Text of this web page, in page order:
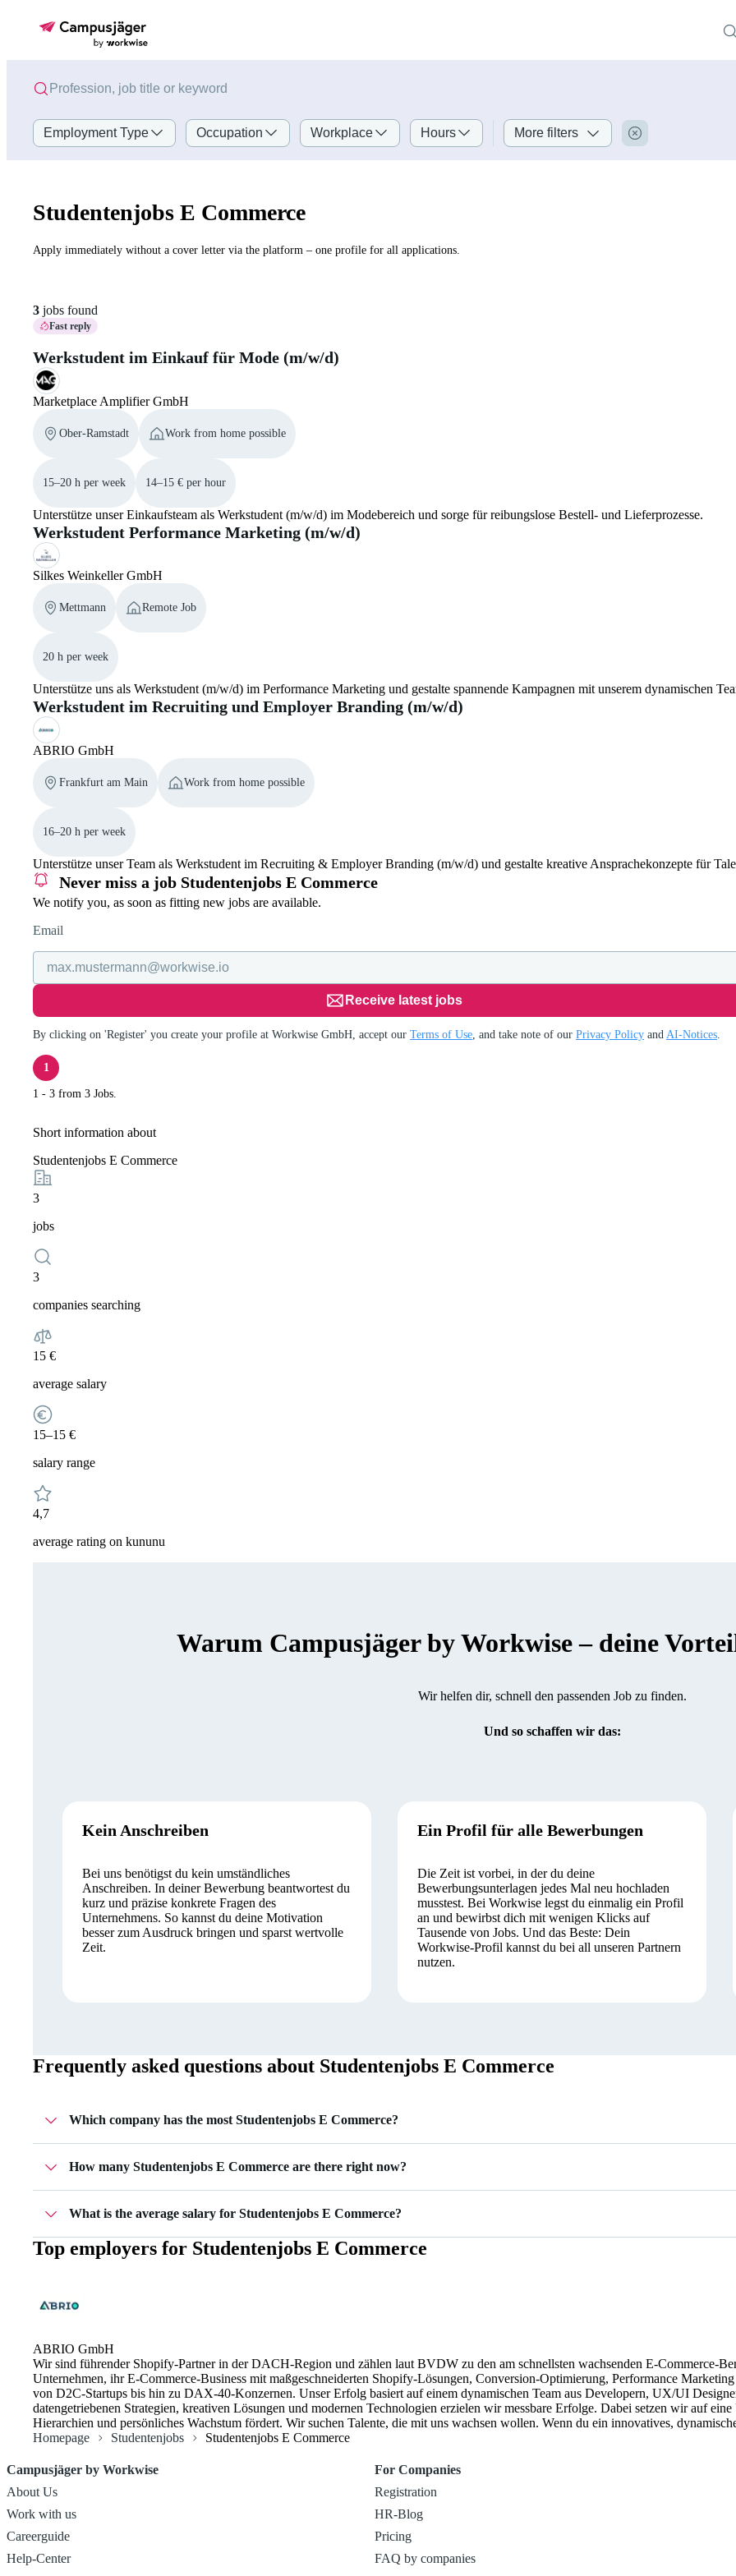
Employment Type Occupation Workplace Hours More filters
Studentenjobs E Commerce
Apply immediately without a cover letter via the platform – one profile for all applications.
3 jobs found
Fast reply
Werkstudent im Einkauf für Mode (m/w/d)
Marketplace Amplifier GmbH
Ober-Ramstadt Work from home possible
15–20 h per week 14–15 € per hour
Unterstütze unser Einkaufsteam als Werkstudent (m/w/d) im Modebereich und sorge für reibungslose Bestell- und Lieferprozesse.
Werkstudent Performance Marketing (m/w/d)
Silkes Weinkeller GmbH
Mettmann Remote Job
20 h per week
Unterstütze uns als Werkstudent (m/w/d) im Performance Marketing und gestalte spannende Kampagnen mit unserem dynamischen
Werkstudent im Recruiting und Employer Branding (m/w/d)
ABRIO GmbH
Frankfurt am Main Work from home possible
16–20 h per week
Unterstütze unser Team als Werkstudent im Recruiting & Employer Branding (m/w/d) und gestalte kreative Ansprachekonzepte für
Never miss a job Studentenjobs E Commerce
We notify you, as soon as fitting new jobs are available.
Email
Receive latest jobs
By clicking on 'Register' you create your profile at Workwise GmbH, accept ourTerms of Use, and take note of ourPrivacy Policy andAI-Notices.
1
1 - 3 from 3 Jobs.
Short information about
Studentenjobs E Commerce
3
jobs
3
companies searching
15 €
average salary
15–15 €
salary range
4,7
average rating on kununu
Warum Campusjäger by Workwise – deine
Wir helfen dir, schnell den passenden Job zu finden.
Und so schaffen wir das:
Kein Anschreiben
Bei uns benötigst du kein umständliches
Anschreiben. In deiner Bewerbung beantwortest du
kurz und präzise konkrete Fragen des
Unternehmens. So kannst du deine Motivation
besser zum Ausdruck bringen und sparst wertvolle
Zeit.
Ein Profil für alle Bewerbungen
Die Zeit ist vorbei, in der du deine
Bewerbungsunterlagen jedes Mal neu hochladen
musstest. Bei Workwise legst du einmalig ein Profil
an und bewirbst dich mit wenigen Klicks auf
Tausende von Jobs. Und das Beste: Dein
Workwise-Profil kannst du bei all unseren Partnern
nutzen.
Frequently asked questions about Studentenjobs E Commerce
Which company has the most Studentenjobs E Commerce?
How many Studentenjobs E Commerce are there right now?
What is the average salary for Studentenjobs E Commerce?
The average salary for Studentenjobs E Commerce is 15 €.
Top employers for Studentenjobs E Commerce
ABRIO GmbH
Wir sind führender Shopify-Partner in der DACH-Region und zählen laut BVDW zu den am schnellsten wachsenden E-Commerce-
Unternehmen, ihr E-Commerce-Business mit maßgeschneiderten Shopify-Lösungen, Conversion-Optimierung, Performance
von D2C-Startups bis hin zu DAX-40-Konzernen. Unser Erfolg basiert auf einem dynamischen Team aus Developern, UX/UI Designern, Digital Marketing- und E-Commerce-Strategie-Experten. Mit
datengetriebenen Strategien, kreativen Lösungen und modernen Technologien erzielen wir messbare Erfolge. Dabei setzen wir auf
Hierarchien und persönliches Wachstum fördert. Wir suchen Talente, die mit uns wachsen wollen. Wenn du ein
Homepage
Studentenjobs Studentenjobs E Commerce
Campusjäger by Workwise
About Us
Work with us
Careerguide
Help-Center
For Companies
Registration
HR-Blog
Pricing
FAQ by companies